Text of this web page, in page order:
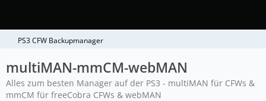
PS3 CFW Backupmanager
multiMAN-mmCM-webMAN
Alles zum besten Manager auf der PS3 - multiMAN für CFWs &
mmCM für freeCobra CFWs & webMAN